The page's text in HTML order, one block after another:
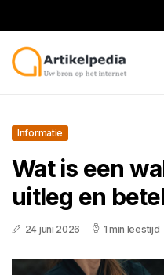
Informatie
Wat is een
uitleg en
24 juni 2026 1 min leestijd